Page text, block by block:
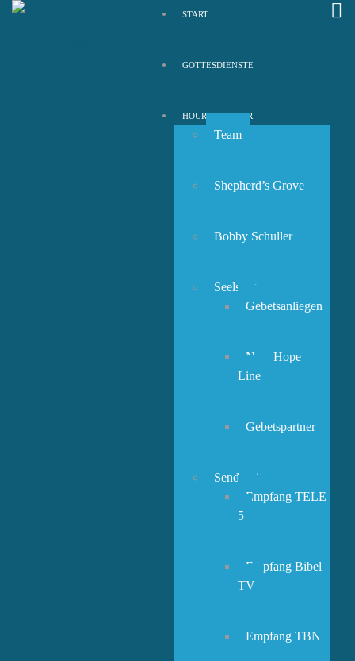
START
GOTTESDIENSTE
HOUR OF POWER
Team
Shepherd’s Grove
Bobby Schuller
Seelsorge
Gebetsanliegen
New Hope
Line
Gebetspartner
Sendezeiten
Empfang TELE
5
Empfang Bibel
TV
Empfang TBN